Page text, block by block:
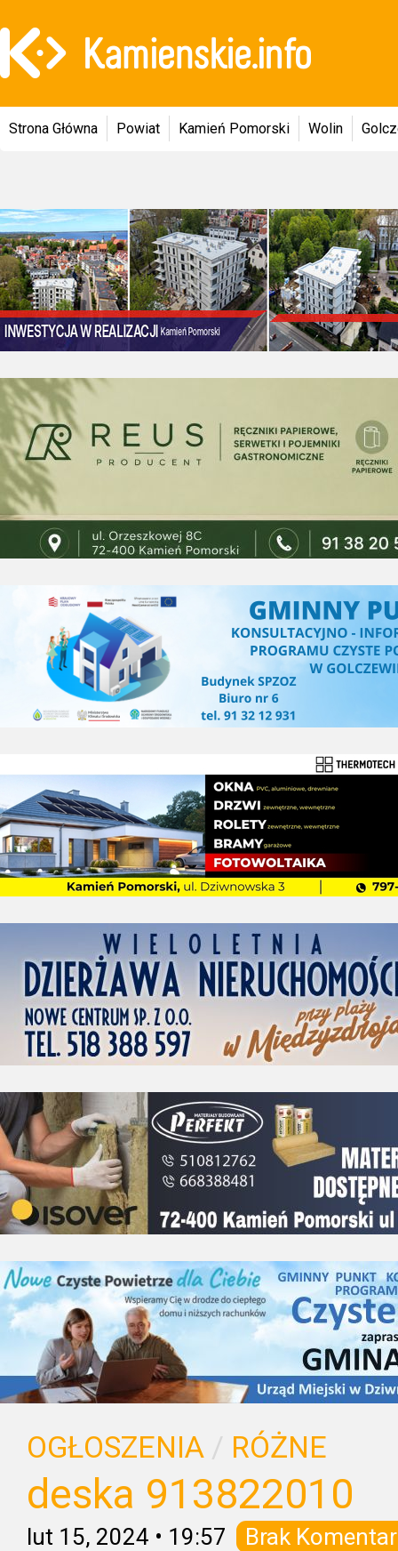
Strona Główna Powiat Kamień Pomorski Wolin
OGŁOSZENIA / RÓŻNE
deska 913822010
lut 15, 2024 • 19:57 Brak